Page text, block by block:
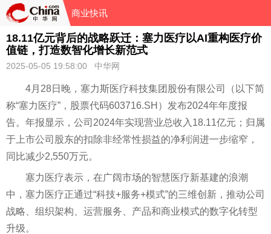
商业快讯
18.11亿元背后的战略跃迁：塞力医疗以AI重构医疗价
值链，打造数智化增长新范式
2025-05-05 19:58:00 中华网
4月28日晚，塞力斯医疗科技集团股份有限公司（以下简
称“塞力医疗”，股票代码603716.SH）发布2024年年度报
告。年报显示，公司2024年实现营业总收入18.11亿元；归属
于上市公司股东的扣除非经常性损益的净利润进一步缩窄，
同比减少2,550万元。
塞力医疗表示，在广阔市场的智慧医疗新基建的浪潮
中，塞力医疗正通过“科技+服务+模式”的三维创新，推动公司
战略、组织架构、运营服务、产品和商业模式的数字化转型
升级。